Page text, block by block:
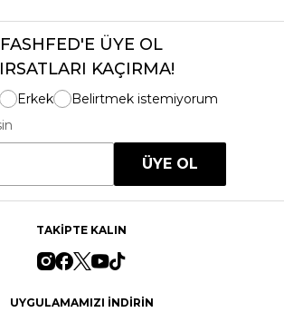
FASHFED'E ÜYE OL
KAÇIRMA!
Erkek
Belirtmek istemiyorum
ÜYE OL
TAKİPTE KALIN
UYGULAMAMIZI İNDİRİN